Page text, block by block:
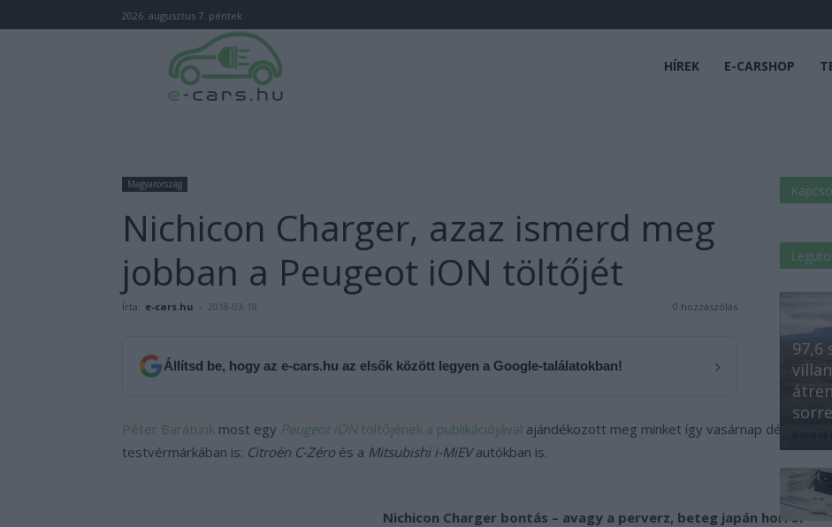
2026. augusztus 7. péntek
HÍREK E-CARSHOP
Magyarország
Nichicon Charger, azaz ismerd meg
jobban a Peugeot iON töltőjét
Írta: e-cars.hu - 2018-03-18 0 hozzászólás
Állítsd be, hogy az e-cars.hu az elsők között legyen a Google-találatokban! ›
Péter Barátunk most egy Peugeot iONtöltőjének a publikációjával ajándékozott meg minket így vasárnap délutánra.
testvérmárkában is: Citroën C-Zéro és a Mitsubishi i-MiEVautókban is.
Nichicon Charger bontás – avagy a perverz, beteg japán horror
97,6